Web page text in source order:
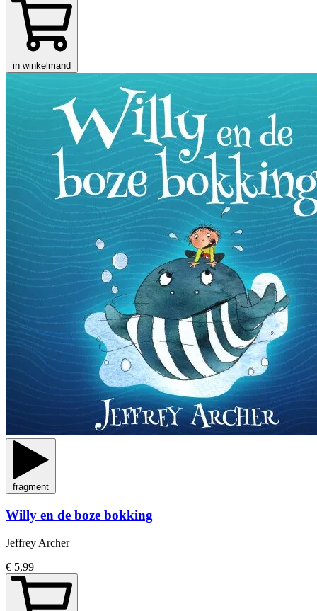
in winkelmand
fragment
Willy en de boze bokking
Jeffrey Archer
€ 5,99